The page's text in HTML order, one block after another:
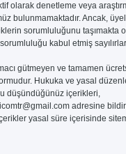
olarak denetleme veya
bulunmamaktadır. Ancak,
sorumluluğunu taşımakta
kabul etmiş
gütmeyen ve tamamen
Hukuka ve yasal
düşündüğünüz içerikleri,
adresine
yasal süre içerisinde